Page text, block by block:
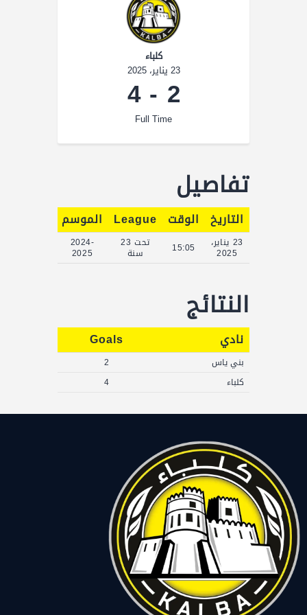
كلباء
23 يناير، 2025
2
-
4
Full Time
تفاصيل
التاريخ الوقت League الموسم
23 يناير،
2025
15:05 تحت 23
سنة
2024-
2025
النتائج
نادي Goals
بني ياس
2
كلباء
4